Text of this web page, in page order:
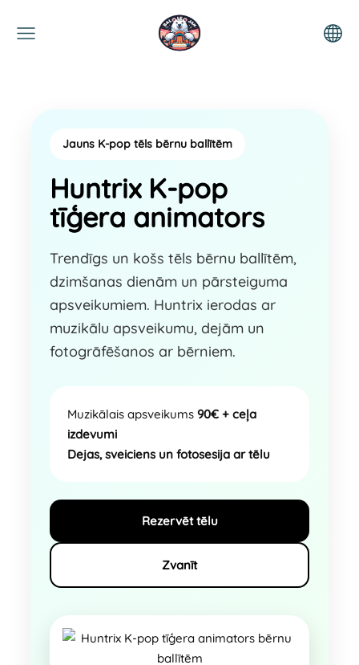
Jauns K-pop tēls bērnu ballītēm
Huntrix K-pop
tīģera animators
Trendīgs un košs tēls bērnu ballītēm,
dzimšanas dienām un pārsteiguma
apsveikumiem. Huntrix ierodas ar
muzikālu apsveikumu, dejām un
fotogrāfēšanos ar bērniem.
Muzikālais apsveikums 90€ + ceļa
izdevumi
Dejas, sveiciens un fotosesija ar tēlu
Rezervēt tēlu
Zvanīt